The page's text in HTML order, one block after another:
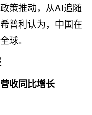
策推动，从AI追随
普利认为，中国在
球。
收同比增长